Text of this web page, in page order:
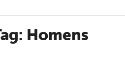
Tag: Homens